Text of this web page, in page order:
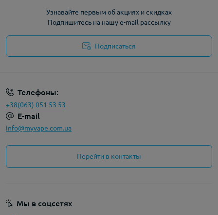
Узнавайте первым об акциях и скидках
Подпишитесь на нашу e-mail рассылку
Подписаться
Телефоны:
+38(063) 051 53 53
E-mail
info@myvape.com.ua
Перейти в контакты
Мы в соцсетях